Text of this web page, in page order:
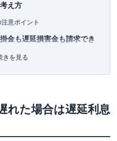
え方
意ポイント
金も遅延損害金も請求でき
を回避する方法
きを見る
れた場合は遅延利息